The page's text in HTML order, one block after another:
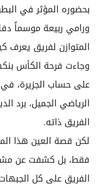
بحضوره المؤثر في
ورامي ربيعة موسماً
المتوازن لفريق يعرف
وجاءت فرحة الكأس
على حساب الجزيرة،
الفريق ذاته.
لكن قصة العين هذا
فقط، بل كشفت عن
الفريق على كل